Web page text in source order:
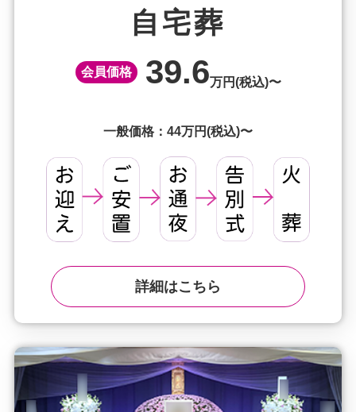
自宅葬
会員価格 39.6万円(税込)〜
一般価格：44万円(税込)〜
詳細はこちら